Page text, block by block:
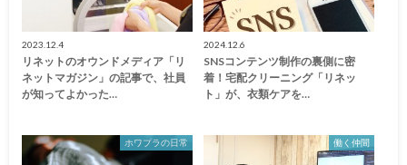
2023.12.4
リネットのオウンドメディア「リ
ネットマガジン」の記事で、社員
が知ってよかった…
2024.12.6
SNSコンテンツ制作の裏側に密
着！宅配クリーニング「リネッ
ト」が、衣類ケアを…
ホワプラの日常 働く仲間